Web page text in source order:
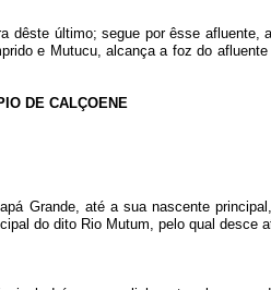
último; segue por êsse
e Mutucu, alcança a foz do
DE CALÇOENE
Grande, até a sua nascente
do dito Rio Mutum, pelo qual desce